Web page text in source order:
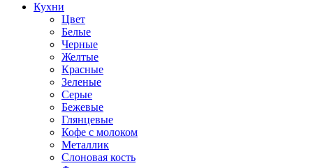
Кухни
Цвет
Белые
Черные
Желтые
Красные
Зеленые
Серые
Бежевые
Глянцевые
Кофе с молоком
Металлик
Слоновая кость